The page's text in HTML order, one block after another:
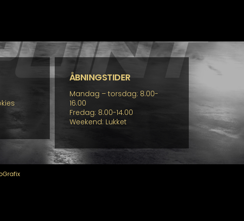
ÅBNINGSTIDER
Mandag – torsdag: 8.00-
16.00
Fredag: 8.00-14.00
Weekend: Lukket